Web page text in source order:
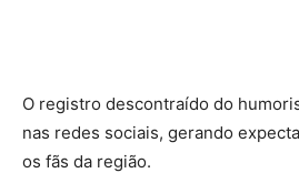
O registro descontraído do
nas redes sociais, gerando
os fãs da região.